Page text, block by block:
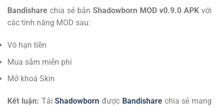
Bandishare chia sẻ bản Shadowborn MOD v0.9.0 APK với
các tính năng MOD sau:
Vô hạn tiền
Mua sắm miễn phí
Mở khoá Skin
Kết luận: TảiShadowborn được Bandisharechia sẻ mang